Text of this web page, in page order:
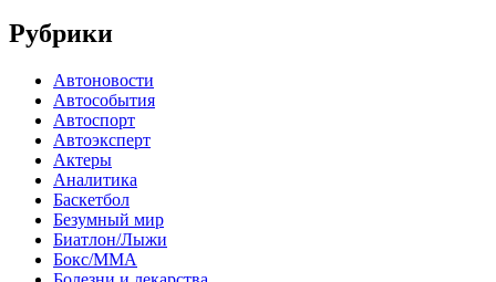
Рубрики
Автоновости
Автособытия
Автоспорт
Автоэксперт
Актеры
Аналитика
Баскетбол
Безумный мир
Биатлон/Лыжи
Бокс/MMA